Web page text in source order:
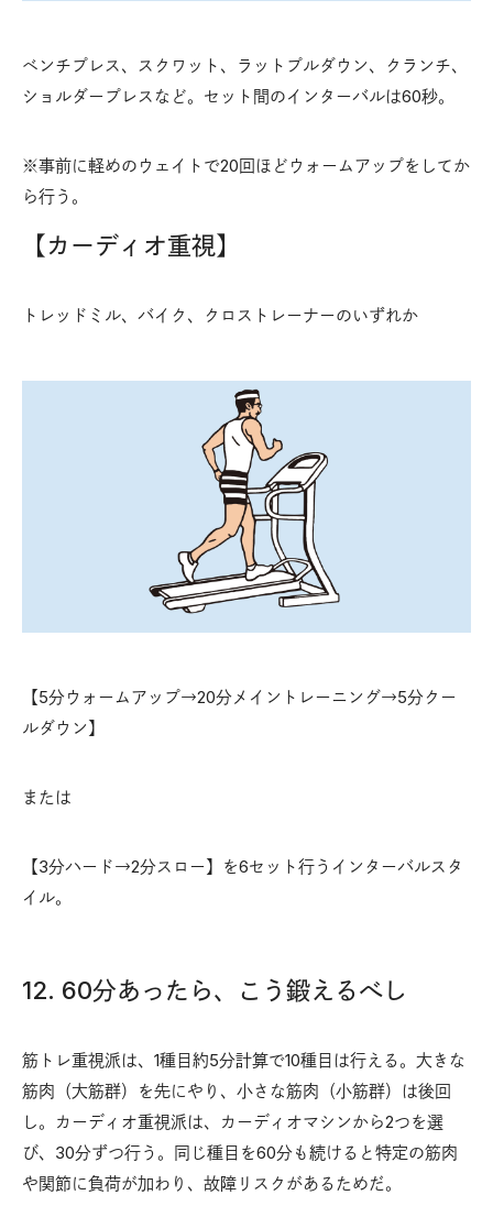
ベンチプレス、スクワット、ラットプルダウン、クランチ、
ショルダープレスなど。セット間のインターバルは60秒。
※事前に軽めのウェイトで20回ほどウォームアップをしてか
ら行う。
【カーディオ重視】
トレッドミル、バイク、クロストレーナーのいずれか
【5分ウォームアップ→20分メイントレーニング→5分クー
ルダウン】
または
【3分ハード→2分スロー】を6セット行うインターバルスタ
イル。
12. 60分あったら、こう鍛えるべし
筋トレ重視派は、1種目約5分計算で10種目は行える。大きな
筋肉（大筋群）を先にやり、小さな筋肉（小筋群）は後回
し。カーディオ重視派は、カーディオマシンから2つを選
び、30分ずつ行う。同じ種目を60分も続けると特定の筋肉
や関節に負荷が加わり、故障リスクがあるためだ。